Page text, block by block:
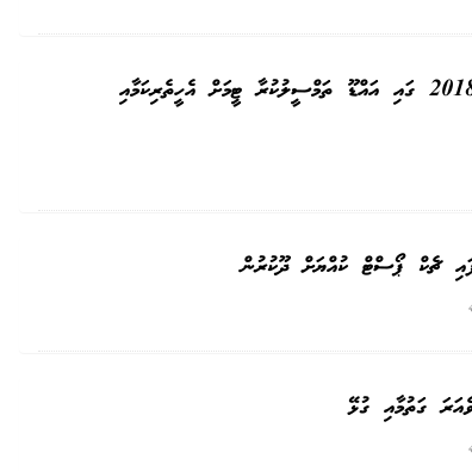
އިންޓަރ ސްކޫލް އެތްލެޓިކްސް ޗެމްޕިއަން ޝިޕް 2018 ގައި އައްޑޫ ތަމްސީލުކުރާ ޓީމަށް އެހީތެރިކަމާއި
ޗެކް ޕޯސްޓް ކުއްޔަށް ދޫކުރުން
ގަތުމާއި ގުޅޭ